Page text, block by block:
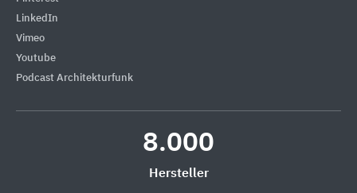
LinkedIn
Vimeo
Youtube
Podcast Architekturfunk
8.000
Hersteller